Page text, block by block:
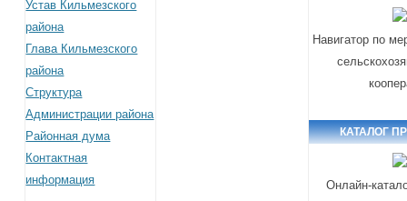
Устав Кильмезского
района
Глава Кильмезского
района
Структура
Администрации района
Районная дума
Контактная
информация
Навигатор по
КАТАЛОГ
Онлайн-